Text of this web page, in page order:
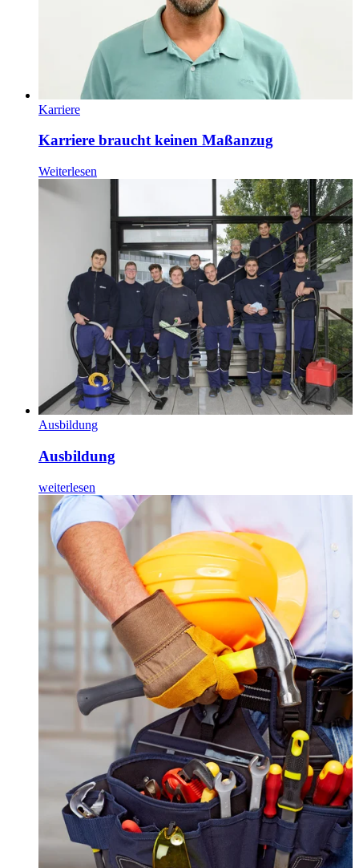
Karriere
Karriere braucht keinen Maßanzug
Weiterlesen
Ausbildung
Ausbildung
weiterlesen